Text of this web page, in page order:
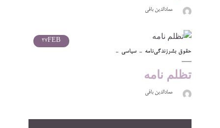
عمادالدین باقی
FEB
27
حقوق بشرزندگی‌نامه سیاسی
تظلم نامه
عمادالدین باقی